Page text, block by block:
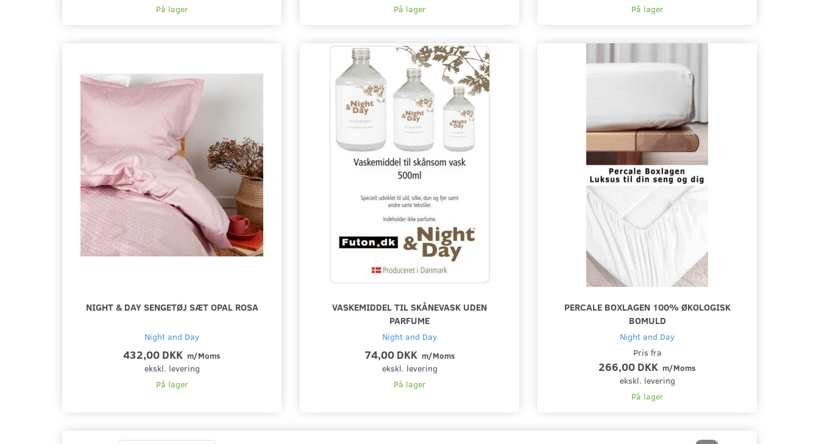
På lager
På lager
På lager
NIGHT & DAY SENGETØJ SÆT OPAL ROSA
Night and Day
432,00 DKK m/Moms
ekskl. levering
På lager
VASKEMIDDEL TIL SKÅNEVASK UDEN
PARFUME
Night and Day
74,00 DKK m/Moms
ekskl. levering
På lager
PERCALE BOXLAGEN 100% ØKOLOGISK
BOMULD
Night and Day
Pris fra
266,00 DKK m/Moms
ekskl. levering
På lager